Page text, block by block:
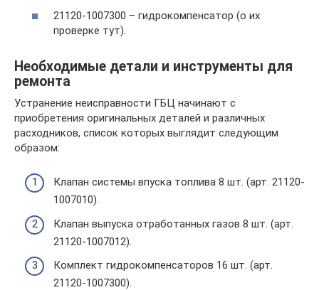
21120-1007300 – гидрокомпенсатор (о их
проверке тут).
Необходимые детали и инструменты для
ремонта
Устранение неисправности ГБЦ начинают с
приобретения оригинальных деталей и различных
расходников, список которых выглядит следующим
образом:
Клапан системы впуска топлива 8 шт. (арт. 21120-
1007010).
Клапан выпуска отработанных газов 8 шт. (арт.
21120-1007012).
Комплект гидрокомпенсаторов 16 шт. (арт.
21120-1007300).